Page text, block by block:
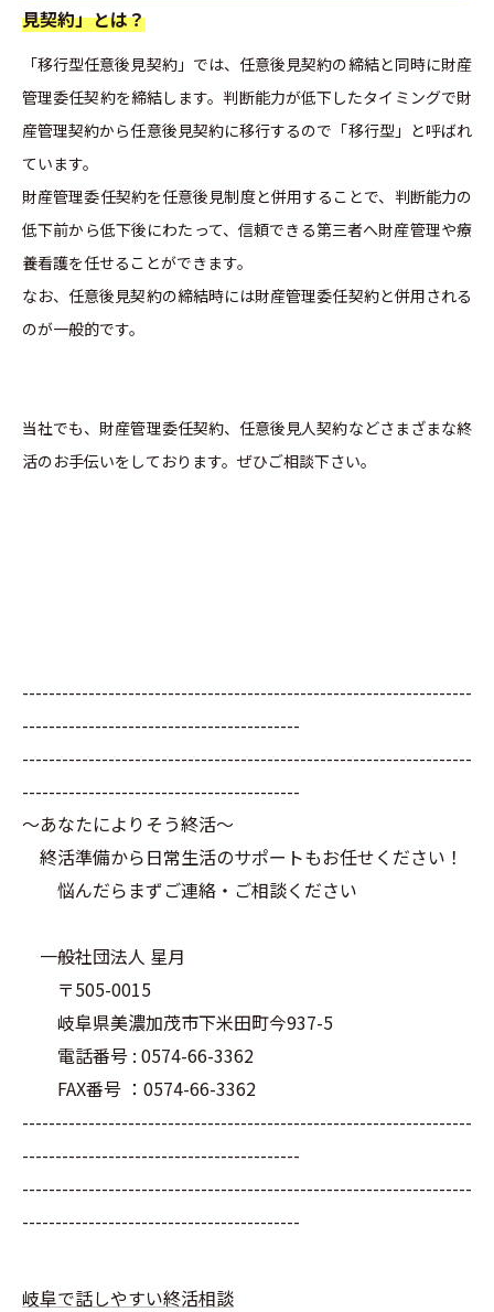
見契約」とは？
「移行型任意後見契約」では、任意後見契約の締結と同時に財産
管理委任契約を締結します。判断能力が低下したタイミングで財
産管理契約から任意後見契約に移行するので「移行型」と呼ばれ
ています。
財産管理委任契約を任意後見制度と併用することで、判断能力の
低下前から低下後にわたって、信頼できる第三者へ財産管理や療
養看護を任せることができます。
なお、任意後見契約の締結時には財産管理委任契約と併用される
のが一般的です。
当社でも、財産管理委任契約、任意後見人契約などさまざまな終
活のお手伝いをしております。ぜひご相談下さい。
--------------------------------------------------------------------
------------------------------------------
--------------------------------------------------------------------
------------------------------------------
～あなたによりそう終活～
終活準備から日常生活のサポートもお任せください！
悩んだらまずご連絡・ご相談ください
一般社団法人 星月
〒505-0015
岐阜県美濃加茂市下米田町今937-5
電話番号 : 0574-66-3362
FAX番号 ：0574-66-3362
--------------------------------------------------------------------
------------------------------------------
--------------------------------------------------------------------
------------------------------------------
岐阜で話しやすい終活相談